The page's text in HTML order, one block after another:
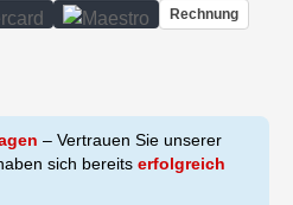
Rechnung
– Vertrauen Sie unserer
sich bereits erfolgreich